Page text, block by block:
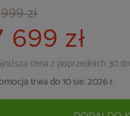
zł
699 zł
cena z poprzednich 30
trwa do 10 sie. 2026 r.